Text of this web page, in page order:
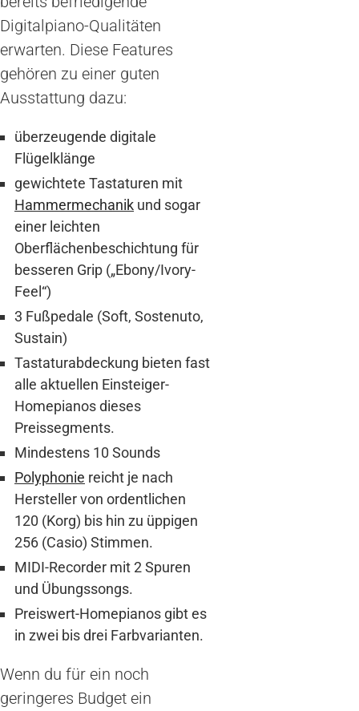
Digitalpiano-Qualitäten
erwarten. Diese Features
gehören zu einer guten
Ausstattung dazu:
überzeugende digitale
Flügelklänge
gewichtete Tastaturen mit
Hammermechanik und sogar
einer leichten
Oberflächenbeschichtung für
besseren Grip („Ebony/Ivory-
Feel“)
3 Fußpedale (Soft, Sostenuto,
Sustain)
Tastaturabdeckung bieten fast
alle aktuellen Einsteiger-
Homepianos dieses
Preissegments.
Mindestens 10 Sounds
Polyphonie reicht je nach
Hersteller von ordentlichen
120 (Korg) bis hin zu üppigen
256 (Casio) Stimmen.
MIDI-Recorder mit 2 Spuren
und Übungssongs.
Preiswert-Homepianos gibt es
in zwei bis drei Farbvarianten.
Wenn du für ein noch
geringeres Budget ein